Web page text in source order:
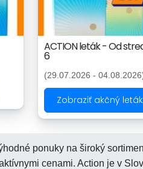
ACTION leták - Od
6
(29.07.2026 -
Zobraziť akčný
ponuky na široký
cenami. Action je v